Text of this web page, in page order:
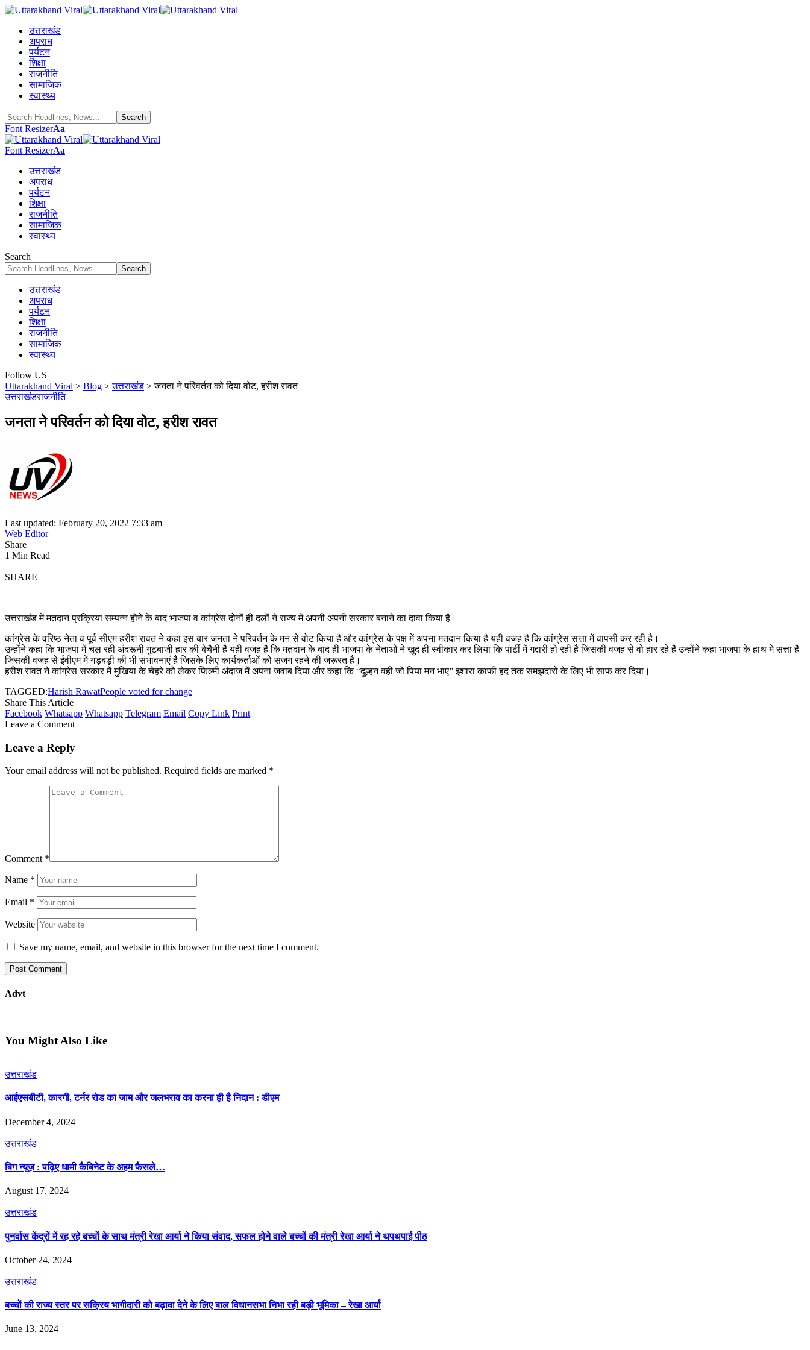
उत्तराखंड
अपराध
पर्यटन
शिक्षा
राजनीति
सामाजिक
स्वास्थ्य
Font ResizerAa
Font ResizerAa
उत्तराखंड
अपराध
पर्यटन
शिक्षा
राजनीति
सामाजिक
स्वास्थ्य
Search
उत्तराखंड
अपराध
पर्यटन
शिक्षा
राजनीति
सामाजिक
स्वास्थ्य
Follow US
Uttarakhand Viral > Blog >उत्तराखंड >जनता ने परिवर्तन को दिया वोट, हरीश रावत
उत्तराखंडराजनीति
जनता ने परिवर्तन को दिया वोट, हरीश रावत
Last updated: February 20, 2022 7:33 am
Web Editor
Share
1 Min Read
SHARE
उत्तराखंड में मतदान प्रक्रिया सम्पन्न होने के बाद भाजपा व कांग्रेस दोनों ही दलों ने राज्य में अपनी अपनी सरकार बनाने का दावा किया है।
कांग्रेस के वरिष्ठ नेता व पूर्व सीएम हरीश रावत ने कहा इस बार जनता ने परिवर्तन के मन से वोट किया है और कांग्रेस के पक्ष में अपना मतदान किया है यही वजह है कि कांग्रेस सत्ता में वापसी कर रही है।
उन्होंने कहा कि भाजपा में चल रही अंदरूनी गुटबाजी हार की बेचैनी है यही वजह है कि मतदान के बाद ही भाजपा के नेताओं ने खुद ही स्वीकार कर लिया कि पार्टी में गद्दारी हो रही है जिसकी वजह से वो हार रहे हैं उन्होंने कहा भाजपा के हाथ मे सत्ता है
जिसकी वजह से ईवीएम में गड़बड़ी की भी संभावनाएं है जिसके लिए कार्यकर्ताओं को सजग रहने की जरूरत है।
हरीश रावत ने कांग्रेस सरकार में मुखिया के चेहरे को लेकर फिल्मी अंदाज में अपना जवाब दिया और कहा कि “दुल्हन वही जो पिया मन भाए” इशारा काफी हद तक समझदारों के लिए भी साफ कर दिया।
TAGGED:Harish RawatPeople voted for change
Share This Article
Facebook Whatsapp Whatsapp Telegram Email Copy Link Print
Leave a Comment
Leave a Reply
Your email address will not be published. Required fields are marked *
Comment *
Name *
Email *
Website
Save my name, email, and website in this browser for the next time I comment.
Advt
You Might Also Like
उत्तराखंड
आईएसबीटी, कारगी, टर्नर रोड का जाम और जलभराव का करना ही है निदान : डीएम
December 4, 2024
उत्तराखंड
बिग न्यूज़ : पढ़िए धामी कैबिनेट के अहम फैसले…
August 17, 2024
उत्तराखंड
पुनर्वास केंद्रों में रह रहे बच्चों के साथ मंत्री रेखा आर्या ने किया संवाद, सफल होने वाले बच्चों की मंत्री रेखा आर्या ने थपथपाई पीठ
October 24, 2024
उत्तराखंड
बच्चों की राज्य स्तर पर सक्रिय भागीदारी को बढ़ावा देने के लिए बाल विधानसभा निभा रही बड़ी भूमिका – रेखा आर्या
June 13, 2024